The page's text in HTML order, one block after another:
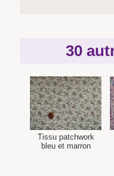
30
Tissu patchwork
bleu et marron